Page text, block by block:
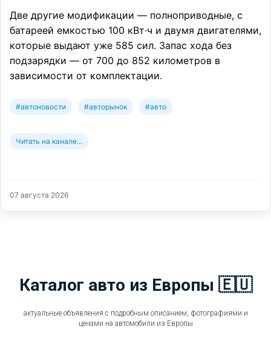
Две другие модификации — полноприводные, с
батареей емкостью 100 кВт·ч и двумя двигателями,
которые выдают уже 585 сил. Запас хода без
подзарядки — от 700 до 852 километров в
зависимости от комплектации.
#автоновости #авторынок #авто
Читать на канале...
07 августа 2026
Каталог авто из Европы 🇪🇺
актуальные объявления с подробным описанием, фотографиями и
ценами на автомобили из Европы